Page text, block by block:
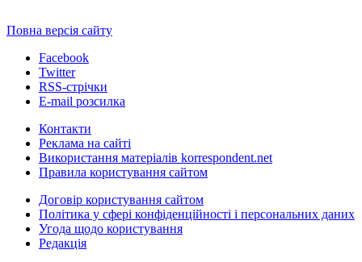
Повна версія сайту
Facebook
Twitter
RSS-стрічки
E-mail розсилка
Контакти
Реклама на сайті
Використання матеріалів korrespondent.net
Правила користування сайтом
Договір користування сайтом
Політика у сфері конфіденційності і персональних даних
Угода щодо користування
Редакція